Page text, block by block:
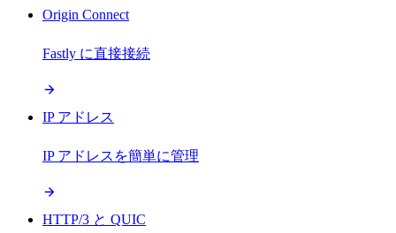
Origin Connect
Fastly に直接接続
IP アドレス
IP アドレスを簡単に管理
HTTP/3 と QUIC